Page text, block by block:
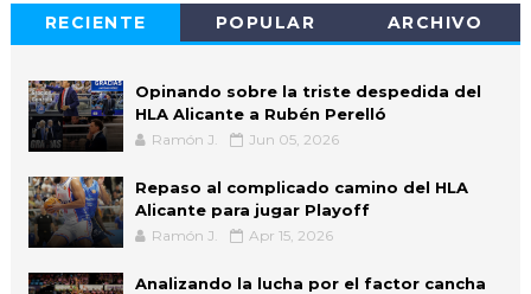
RECIENTE POPULAR ARCHIVO
Opinando sobre la triste despedida del
HLA Alicante a Rubén Perelló
Ramón J. Jun 05, 2026
Repaso al complicado camino del HLA
Alicante para jugar Playoff
Ramón J. Apr 15, 2026
Analizando la lucha por el factor cancha